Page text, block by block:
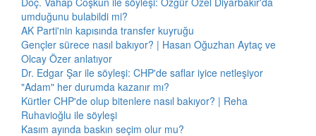
umduğunu bulabildi mi?
AK Parti'nin kapısında transfer kuyruğu
Gençler sürece nasıl bakıyor? | Hasan Oğuzhan Aytaç ve
Olcay Özer anlatıyor
Dr. Edgar Şar ile söyleşi: CHP'de saflar iyice netleşiyor
"Adam" her durumda kazanır mı?
Kürtler CHP'de olup bitenlere nasıl bakıyor? | Reha
Ruhavioğlu ile söyleşi
Kasım ayında baskın seçim olur mu?